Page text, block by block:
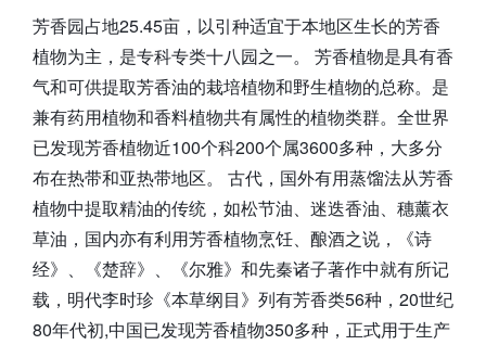
芳香园占地25.45亩，以引种适宜于本地区生长的芳香
植物为主，是专科专类十八园之一。 芳香植物是具有香
气和可供提取芳香油的栽培植物和野生植物的总称。是
兼有药用植物和香料植物共有属性的植物类群。全世界
已发现芳香植物近100个科200个属3600多种，大多分
布在热带和亚热带地区。 古代，国外有用蒸馏法从芳香
植物中提取精油的传统，如松节油、迷迭香油、穗薰衣
草油，国内亦有利用芳香植物烹饪、酿酒之说，《诗
经》、《楚辞》、《尔雅》和先秦诸子著作中就有所记
载，明代李时珍《本草纲目》列有芳香类56种，20世纪
80年代初,中国已发现芳香植物350多种，正式用于生产